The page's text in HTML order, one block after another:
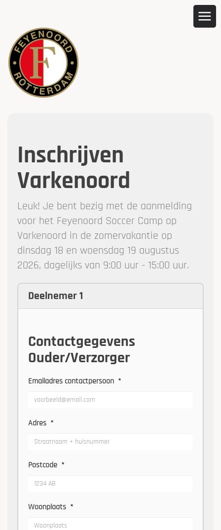
Inschrijven
Varkenoord
Leuk! Je bent bezig met de aanmelding
voor het Feyenoord Soccer Camp op
Varkenoord in de zomervakantie op
dinsdag 18 en woensdag 19 augustus
2026, dagelijks van 9:00 uur - 15:00 uur.
Deelnemer 1
Contactgegevens
Ouder/Verzorger
Emailadres contactpersoon *
Adres *
Postcode *
Woonplaats *